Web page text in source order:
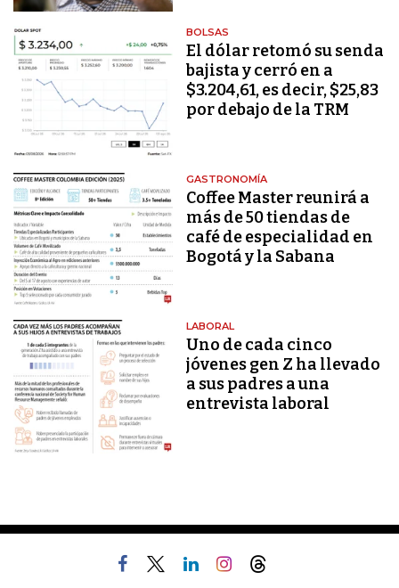
BOLSAS
El dólar retomó su senda
bajista y cerró en a
$3.204,61, es decir, $25,83
por debajo de la TRM
GASTRONOMÍA
Coffee Master reunirá a
más de 50 tiendas de
café de especialidad en
Bogotá y la Sabana
LABORAL
Uno de cada cinco
jóvenes gen Z ha llevado
a sus padres a una
entrevista laboral